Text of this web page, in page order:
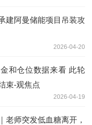
建阿曼储能项目吊装攻
2026-04-20
和仓位数据来看 此轮
束-观焦点
2026-04-19
老师突发低血糖离开，